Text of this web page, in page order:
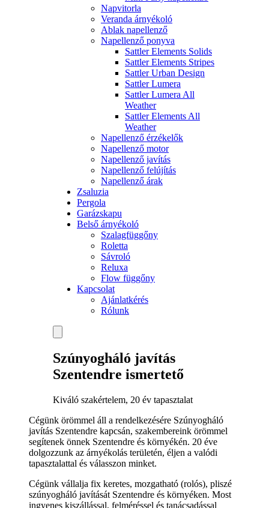
Napvitorla
Veranda árnyékoló
Ablak napellenző
Napellenző ponyva
Sattler Elements Solids
Sattler Elements Stripes
Sattler Urban Design
Sattler Lumera
Sattler Lumera All
Weather
Sattler Elements All
Weather
Napellenző érzékelők
Napellenző motor
Napellenző javítás
Napellenző felújítás
Napellenző árak
Zsaluzia
Pergola
Garázskapu
Belső árnyékoló
Szalagfüggőny
Roletta
Sávroló
Reluxa
Flow függőny
Kapcsolat
Ajánlatkérés
Rólunk
Szúnyogháló javítás
Szentendre ismertető
Kiváló szakértelem, 20 év tapasztalat
Cégünk örömmel áll a rendelkezésére Szúnyogháló
javítás Szentendre kapcsán, szakembereink örömmel
segítenek önnek Szentendre és környékén. 20 éve
dolgozzunk az árnyékolás területén, éljen a valódi
tapasztalattal és válasszon minket.
Cégünk vállalja fix keretes, mozgatható (rolós), pliszé
szúnyogháló javítását Szentendre és környéken. Most
ingyenes kiszállással, felméréssel és tanácsadással